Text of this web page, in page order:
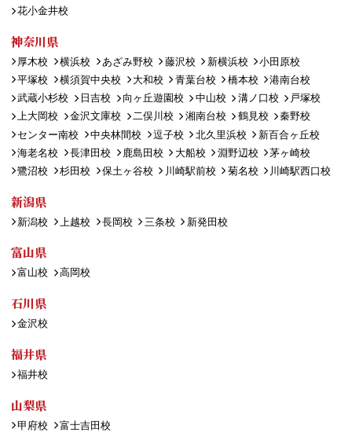
花小金井校
神奈川県
厚木校 横浜校 あざみ野校 藤沢校 新横浜校
小田原校
平塚校
横須賀中央校 大和校 青葉台校 橋本校
港南台校
武蔵小杉校
日吉校 向ヶ丘遊園校 中山校 溝ノ口校
戸塚校
上大岡校
金沢文庫校 二俣川校 湘南台校 鶴見校
秦野校
センター南校
中央林間校 逗子校 北久里浜校
新百合ヶ丘校
海老名校
長津田校 鹿島田校 大船校 淵野辺校
茅ヶ崎校
鷺沼校
杉田校 保土ヶ谷校 川崎駅前校 菊名校 川崎駅西口校
新潟県
新潟校 上越校 長岡校 三条校 新発田校
富山県
富山校 高岡校
石川県
金沢校
福井県
福井校
山梨県
甲府校 富士吉田校